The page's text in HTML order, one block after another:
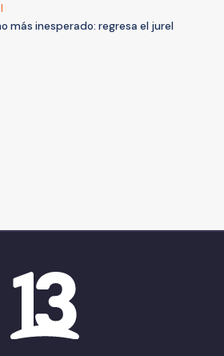
más inesperado: regresa el jurel